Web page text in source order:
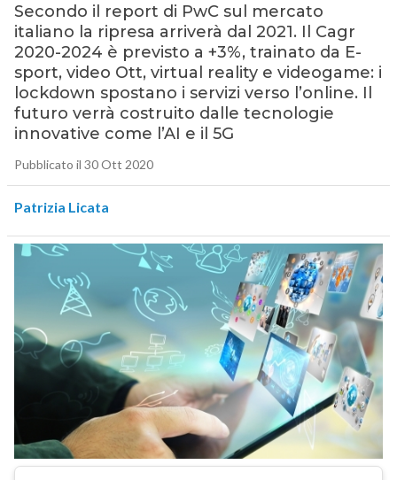
Secondo il report di PwC sul mercato
italiano la ripresa arriverà dal 2021. Il Cagr
2020-2024 è previsto a +3%, trainato da E-
sport, video Ott, virtual reality e videogame: i
lockdown spostano i servizi verso l’online. Il
futuro verrà costruito dalle tecnologie
innovative come l’AI e il 5G
Pubblicato il 30 Ott 2020
Patrizia Licata